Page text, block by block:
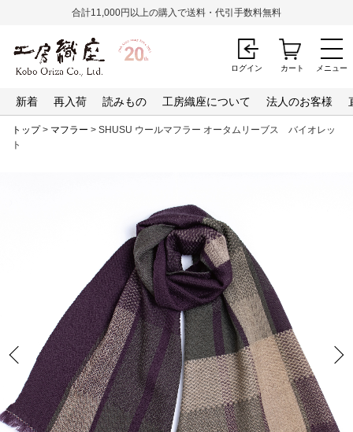
メニュー
合計11,000円以上の購入で送料・代引手数料無料
新着 再入荷 読みもの 工房織座について 法人のお客様
ログイン カート
トップ> マフラー > SHUSU ウールマフラー オータムリーブス バイオレッ
ト